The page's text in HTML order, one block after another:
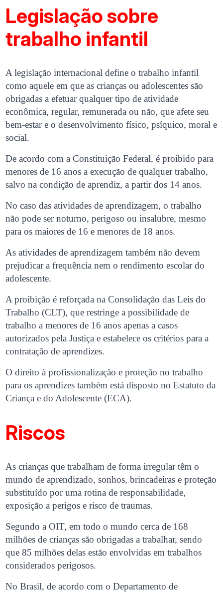
Legislação sobre
trabalho infantil
A legislação internacional define o trabalho infantil
como aquele em que as crianças ou adolescentes são
obrigadas a efetuar qualquer tipo de atividade
econômica, regular, remunerada ou não, que afete seu
bem-estar e o desenvolvimento físico, psíquico, moral e
social.
De acordo com a Constituição Federal, é proibido para
menores de 16 anos a execução de qualquer trabalho,
salvo na condição de aprendiz, a partir dos 14 anos.
No caso das atividades de aprendizagem, o trabalho
não pode ser noturno, perigoso ou insalubre, mesmo
para os maiores de 16 e menores de 18 anos.
As atividades de aprendizagem também não devem
prejudicar a frequência nem o rendimento escolar do
adolescente.
A proibição é reforçada na Consolidação das Leis do
Trabalho (CLT), que restringe a possibilidade de
trabalho a menores de 16 anos apenas a casos
autorizados pela Justiça e estabelece os critérios para a
contratação de aprendizes.
O direito à profissionalização e proteção no trabalho
para os aprendizes também está disposto no Estatuto da
Criança e do Adolescente (ECA).
Riscos
As crianças que trabalham de forma irregular têm o
mundo de aprendizado, sonhos, brincadeiras e proteção
substituído por uma rotina de responsabilidade,
exposição a perigos e risco de traumas.
Segundo a OIT, em todo o mundo cerca de 168
milhões de crianças são obrigadas a trabalhar, sendo
que 85 milhões delas estão envolvidas em trabalhos
considerados perigosos.
No Brasil, de acordo com o Departamento de